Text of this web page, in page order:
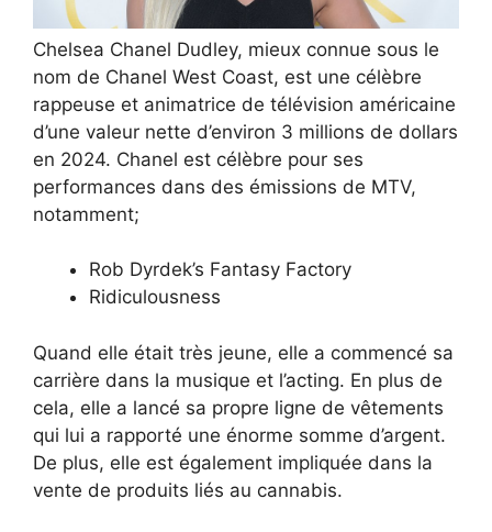
Chelsea Chanel Dudley, mieux connue sous le
nom de Chanel West Coast, est une célèbre
rappeuse et animatrice de télévision américaine
d’une valeur nette d’environ 3 millions de dollars
en 2024. Chanel est célèbre pour ses
performances dans des émissions de MTV,
notamment;
Rob Dyrdek’s Fantasy Factory
Ridiculousness
Quand elle était très jeune, elle a commencé sa
carrière dans la musique et l’acting. En plus de
cela, elle a lancé sa propre ligne de vêtements
qui lui a rapporté une énorme somme d’argent.
De plus, elle est également impliquée dans la
vente de produits liés au cannabis.